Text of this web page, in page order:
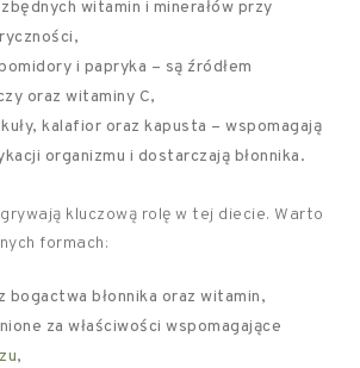
witamin i minerałów przy
i papryka – są źródłem
oraz witaminy C,
kalafior oraz kapusta – wspomagają
organizmu i dostarczają błonnika.
kluczową rolę w tej diecie. Warto
formach:
bogactwa błonnika oraz witamin,
za właściwości wspomagające
,